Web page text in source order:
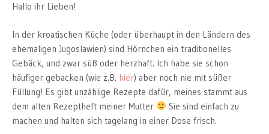
Hallo ihr Lieben!
In der kroatischen Küche (oder überhaupt in den Ländern des
ehemaligen Jugoslawien) sind Hörnchen ein traditionelles
Gebäck, und zwar süß oder herzhaft. Ich habe sie schon
häufiger gebacken (wie z.B. hier) aber noch nie mit süßer
Füllung! Es gibt unzählige Rezepte dafür, meines stammt aus
dem alten Rezeptheft meiner Mutter
Sie sind einfach zu
machen und halten sich tagelang in einer Dose frisch.